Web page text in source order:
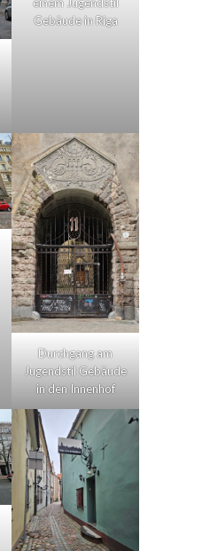
Gebäude in Riga
Durchgang am
Jugendstil Gebäude
in den Innenhof